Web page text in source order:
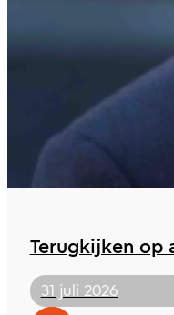
Terugkijken op
31 juli 2026